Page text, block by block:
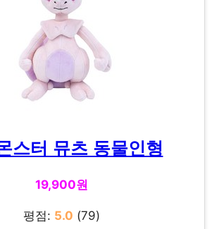
스터 뮤츠 동물인형
19,900원
평점: 5.0 (79)